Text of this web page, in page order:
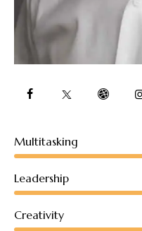
Multitasking
Leadership
Creativity